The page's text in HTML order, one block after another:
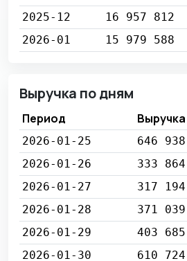
2025-12
16 957 812
2026-01
15 979 588
Выручка по дням
Период Выручка
2026-01-25 646 938
2026-01-26
333 864
2026-01-27
317 194
2026-01-28
371 039
2026-01-29
403 685
2026-01-30
610 724